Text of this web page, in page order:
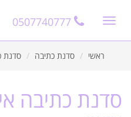
Toggle
ראשי סדנת כתיבה סדנת
סדנת כתיבה